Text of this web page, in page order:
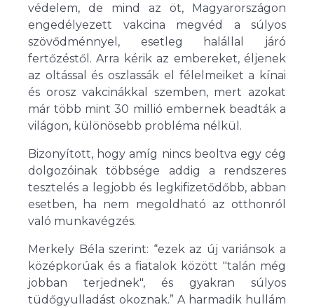
védelem, de mind az öt, Magyarországon
engedélyezett vakcina megvéd a súlyos
szövődménnyel, esetleg halállal járó
fertőzéstől. Arra kérik az embereket, éljenek
az oltással és oszlassák el félelmeiket a kínai
és orosz vakcinákkal szemben, mert azokat
már több mint 30 millió embernek beadták a
világon, különösebb probléma nélkül.
Bizonyított, hogy amíg nincs beoltva egy cég
dolgozóinak többsége addig a rendszeres
tesztelés a legjobb és legkifizetődőbb, abban
esetben, ha nem megoldható az otthonról
való munkavégzés.
Merkely Béla szerint: “ezek az új variánsok a
középkorúak és a fiatalok között "talán még
jobban terjednek", és gyakran súlyos
tüdőgyulladást okoznak.” A harmadik hullám